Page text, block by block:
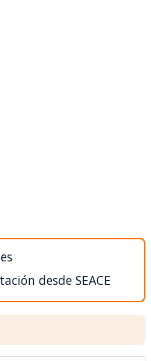
desde SEACE